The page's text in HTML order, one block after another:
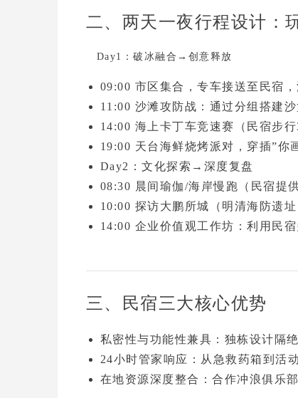
二、两天一夜行程设计：
Day1：破冰融合→创意释放
09:00 市区集合，专车接送至民宿
11:00 沙滩攻防战 ：通过分组搭建
14:00 海上卡丁车竞速赛
（民宿步
19:00 天台海鲜烧烤派对 ，穿插”你
Day2：文化探索→深度复盘
08:30 晨间瑜伽/海岸慢跑（民宿提
10:00 探访大鹏所城 （明清海防遗
14:00 企业价值观工作坊 ：利用民
三、民宿三大核心优势
私密性与功能性兼具 ：独栋设计隔
24小时管家响应 ：从急救药箱到活
在地资源深度整合 ：合作冲浪俱乐